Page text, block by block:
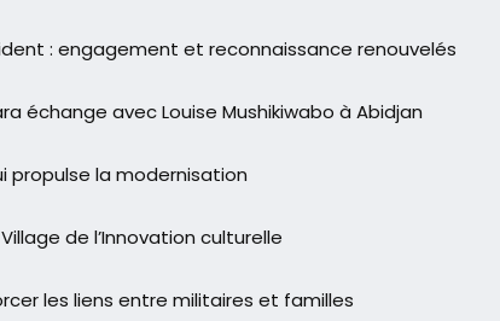
: engagement et reconnaissance renouvelés
échange avec Louise Mushikiwabo à Abidjan
propulse la modernisation
de l’Innovation culturelle
les liens entre militaires et familles